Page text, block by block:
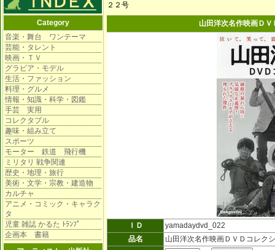
Category
音楽・舞台 ワンテーマ
芸能・タレント
映画・ＴＶ
グラビア・モデル
生活・ファッション
料理・グルメ
情報・知識・科学・図鑑
手芸 実用
コレクタブル
趣味・組み立て
スポーツ
モーター 鉄道 飛行機
ミリタリ 戦争関連
歴史・地理・旅行
美術・文学・宗教・建造物
カルチャ
アニメ・コミック・キャラク
タ
児童 雑誌 かるた ﾄﾗﾝﾌﾟ
企画本 書籍
２２号
山田洋次名作映画Ｄ
ＩＤ
yamadaydvd_022
品名
山田洋次名作映画ＤＶＤコレク